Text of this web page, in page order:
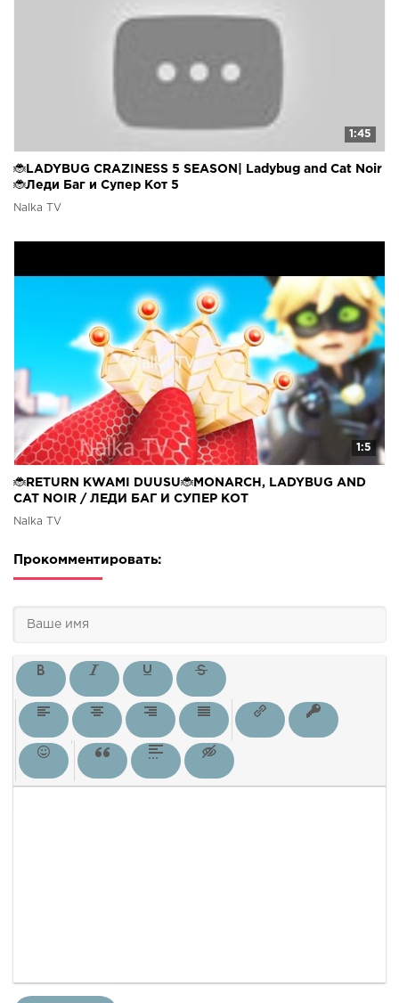
1:45
🐞LADYBUG CRAZINESS 5 SEASON| Ladybug and Cat Noir
🐞Леди Баг и Супер Кот 5
Nalka TV
1:5
🐞RETURN KWAMI DUUSU🐞MONARCH, LADYBUG AND
CAT NOIR / ЛЕДИ БАГ И СУПЕР КОТ
Nalka TV
Прокомментировать: